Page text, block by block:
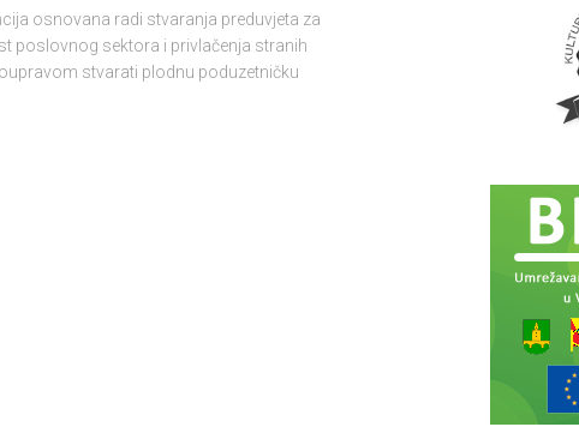
osnovana radi stvaranja preduvjeta za
poslovnog sektora i privlačenja stranih
stvarati plodnu poduzetničku